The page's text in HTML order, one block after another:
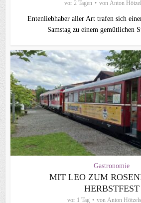
vor 2 Tagen von Anton
Entenliebhaber aller Art trafen sich
Samstag zu einem gemütlichen
Gastronomie
MIT LEO ZUM
HERBSTFEST
vor 1 Tag von Anton